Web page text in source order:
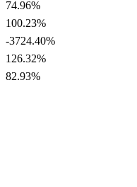
74.96%
100.23%
-3724.40%
126.32%
82.93%